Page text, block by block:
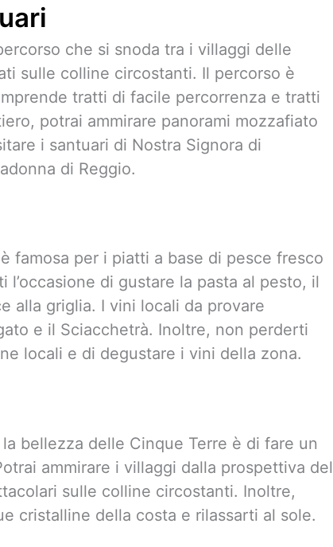
che si snoda tra i villaggi delle
sulle colline circostanti. Il percorso è
tratti di facile percorrenza e tratti
potrai ammirare panorami mozzafiato
i santuari di Nostra Signora di
di Reggio.
famosa per i piatti a base di pesce fresco
di gustare la pasta al pesto, il
alla griglia. I vini locali da provare
e il Sciacchetrà. Inoltre, non perderti
locali e di degustare i vini della zona.
bellezza delle Cinque Terre è di fare un
ammirare i villaggi dalla prospettiva del
sulle colline circostanti. Inoltre,
cristalline della costa e rilassarti al sole.